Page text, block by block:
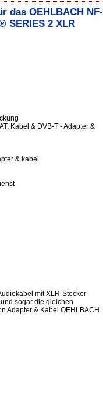
das OEHLBACH NF-
SERIES 2 XLR
Kabel & DVB-T - Adapter &
& kabel
mit XLR-Stecker
sogar die gleichen
Adapter & Kabel OEHLBACH